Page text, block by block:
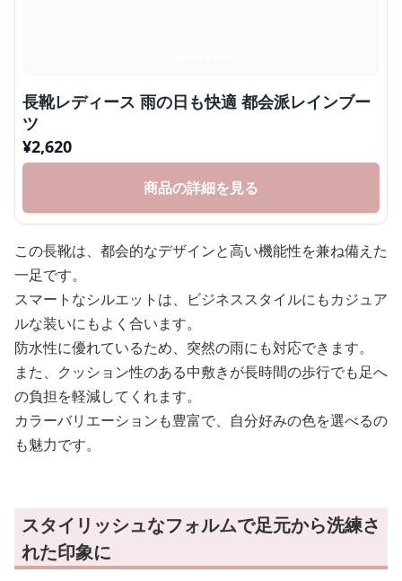
長靴レディース 雨の日も快適 都会派レインブー
ツ
¥2,620
商品の詳細を見る
この長靴は、都会的なデザインと高い機能性を兼ね備えた
一足です。
スマートなシルエットは、ビジネススタイルにもカジュア
ルな装いにもよく合います。
防水性に優れているため、突然の雨にも対応できます。
また、クッション性のある中敷きが長時間の歩行でも足へ
の負担を軽減してくれます。
カラーバリエーションも豊富で、自分好みの色を選べるの
も魅力です。
スタイリッシュなフォルムで足元から洗練さ
れた印象に